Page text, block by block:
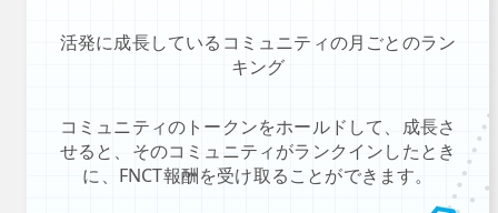
活発に成長しているコミュニティの月ごとのラン
キング
コミュニティのトークンをホールドして、成長さ
せると、そのコミュニティがランクインしたとき
に、FNCT報酬を受け取ることができます。